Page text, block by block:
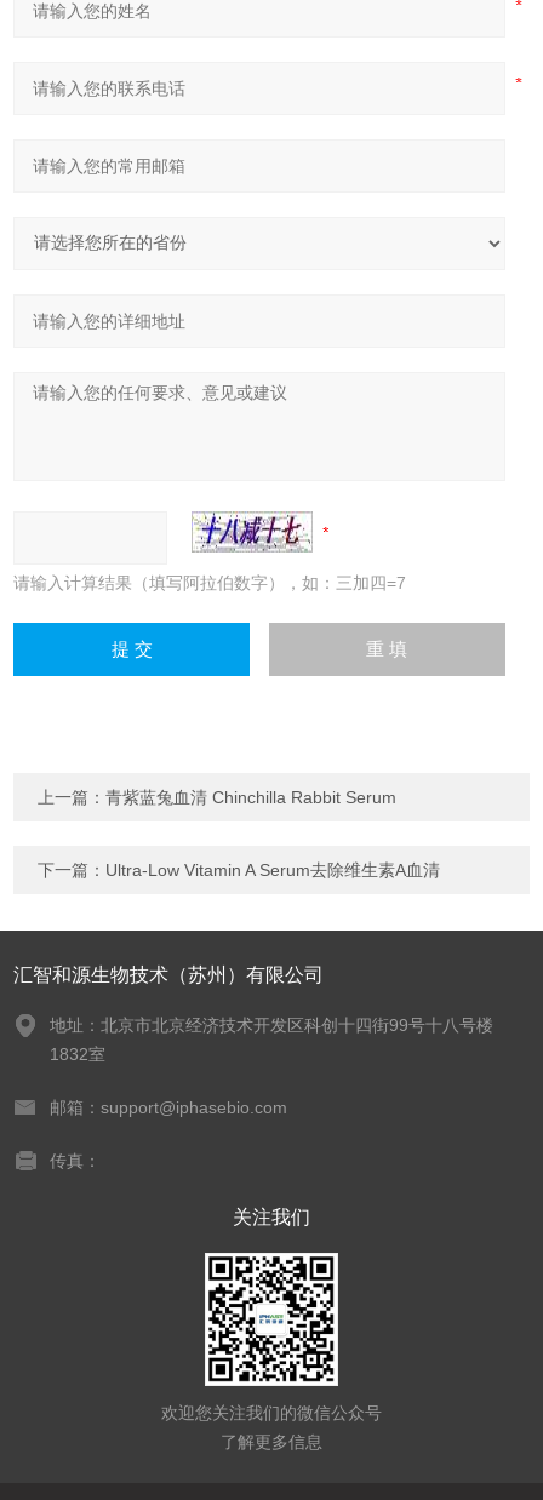
请输入计算结果（填写阿拉伯数字），如：三加四=7
上一篇：青紫蓝兔血清 Chinchilla Rabbit Serum
下一篇： Ultra-Low Vitamin A Serum去除维生素A血清
汇智和源生物技术（苏州）有限公司
地址：北京市北京经济技术开发区科创十四街99号十八号楼
1832室
邮箱：support@iphasebio.com
传真：
关注我们
欢迎您关注我们的微信公众号
了解更多信息